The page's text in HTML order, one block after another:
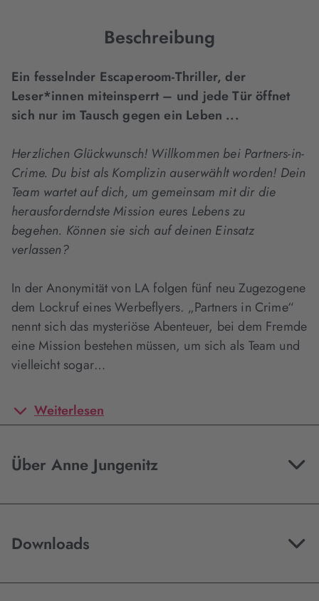
Beschreibung
Ein fesselnder Escaperoom-Thriller, der
Leser*innen miteinsperrt – und jede Tür öffnet
sich nur im Tausch gegen ein Leben ...
Herzlichen Glückwunsch! Willkommen bei Partners-in-
Crime. Du bist als Komplizin auserwählt worden! Dein
Team wartet auf dich, um gemeinsam mit dir die
herausforderndsteMission eures Lebens zu
begehen. Können sie sich auf deinen Einsatz
verlassen?
In der Anonymität von LA folgen fünf neu Zugezogene
dem Lockruf eines Werbeflyers. „Partners in Crime“
nennt sich das mysteriöse Abenteuer, bei dem Fremde
eine Mission bestehen müssen, um sich als Team und
vielleicht sogar…
Weiterlesen
Über Anne Jungenitz
Downloads